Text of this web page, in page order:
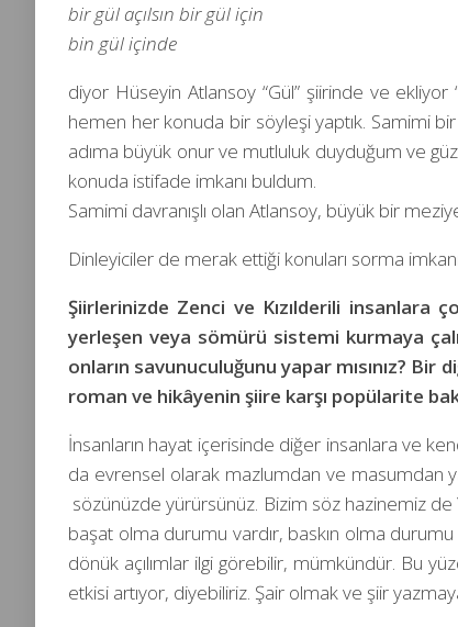
bir gül açılsın bir gül için
bin gül içinde
diyor Hüseyin Atlansoy “Gül” şiirinde ve
hemen her konuda bir söyleşi yaptık. Samimi
adıma büyük onur ve mutluluk duyduğum ve
konuda istifade imkanı buldum.
Samimi davranışlı olan Atlansoy, büyük bir
Dinleyiciler de merak ettiği konuları sorma
Şiirlerinizde Zenci ve Kızılderili insanlara
yerleşen veya sömürü sistemi kurmaya
onların savunuculuğunu yapar mısınız?
roman ve hikâyenin şiire karşı popülarite
İnsanların hayat içerisinde diğer insanlara ve
da evrensel olarak mazlumdan ve masumdan
sözünüzde yürürsünüz. Bizim söz hazinemiz de
başat olma durumu vardır, baskın olma
dönük açılımlar ilgi görebilir, mümkündür. Bu
etkisi artıyor, diyebiliriz. Şair olmak ve şiir